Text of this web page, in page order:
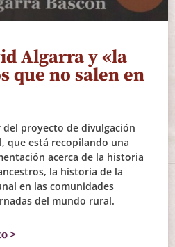
Algarra y «la
que no salen en
proyecto de divulgación
que está recopilando una
acerca de la historia
la historia de la
en las comunidades
del mundo rural.
>